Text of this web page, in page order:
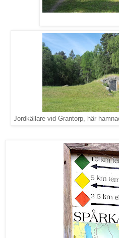
Jordkällare vid Grantorp, här